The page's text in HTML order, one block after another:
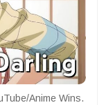
Anime Wins.